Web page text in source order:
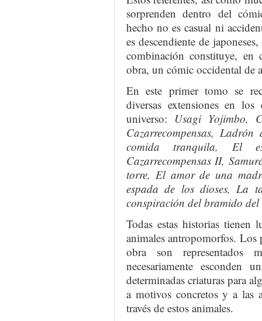
sorprenden dentro del
hecho no es casual ni
es descendiente de
combinación constituye,
obra, un cómic occidental de
En este primer tomo se
diversas extensiones en
universo: Usagi Yojimbo,
Cazarrecompensas,
comida tranquila, El
Cazarrecompensas II,
torre, El amor de una
espada de los dioses, La
conspiración del bramido
Todas estas historias
animales antropomorfos. Los
obra son representados
necesariamente
determinadas criaturas para
a motivos concretos y a las
través de estos animales.